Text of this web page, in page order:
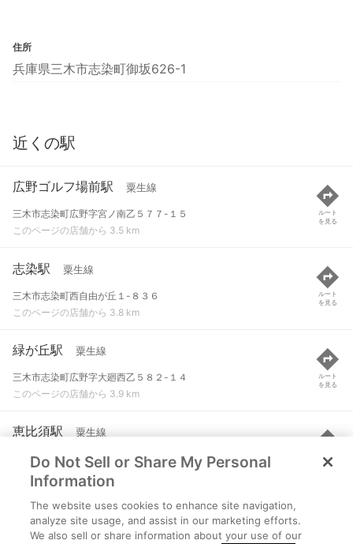
住所
兵庫県三木市志染町御坂626-1
近くの駅
広野ゴルフ場前駅 粟生線
三木市志染町広野字宮ノ南乙５７７-１５
このページの店舗から 3.5 km
ルート
を見る
志染駅 粟生線
三木市志染町西自由が丘１-８３６
このページの店舗から 3.8 km
ルート
を見る
緑が丘駅 粟生線
三木市志染町広野字大廻西乙５８２-１４
このページの店舗から 3.9 km
ルート
を見る
恵比須駅 粟生線
三木市大塚２-１-５６
このページの店舗から 4.3 km
ルート
を見る
押部谷駅 粟生線
神戸市西区押部谷町福住字岡本５０１-３
Do Not Sell or Share My Personal
Information
The website uses cookies to enhance site navigation,
analyze site usage, and assist in our marketing efforts.
We also sell or share information about your use of our